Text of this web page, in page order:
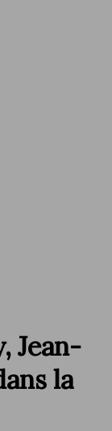
Jean-
la